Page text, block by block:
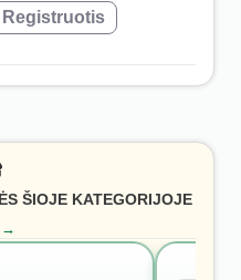
ŠIOJE KATEGORIJOJE
→